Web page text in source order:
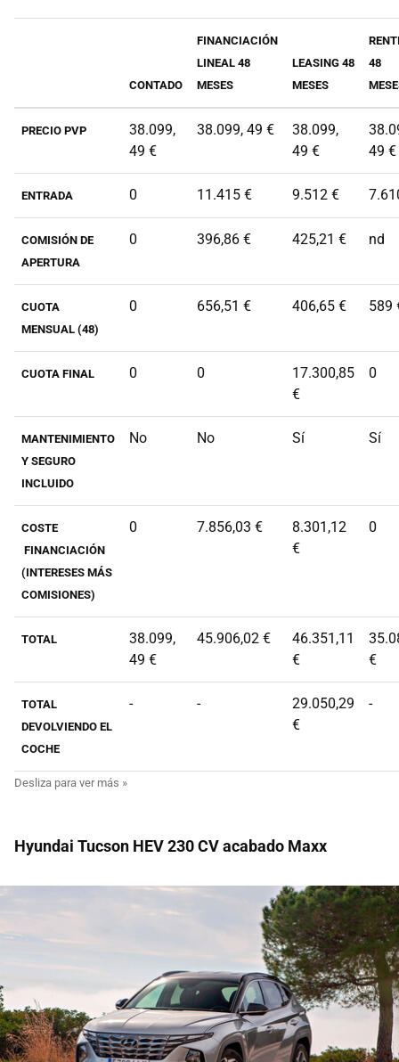
CONTADO
FINANCIACIÓN
LINEAL 48
MESES
LEASING 48
MESES
48
PRECIO PVP
38.099,
49 €
38.099, 49 €
38.099,
49 €
49 €
ENTRADA 0 11.415 € 9.512 €
COMISIÓN DE
APERTURA
0 396,86 € 425,21 € nd
CUOTA
MENSUAL (48)
0 656,51 € 406,65 € 589
CUOTA FINAL 0 0
17.300,85
€
0
MANTENIMIENTO
Y SEGURO
INCLUIDO
No No Sí Sí
COSTE
FINANCIACIÓN
(INTERESES MÁS
COMISIONES)
0 7.856,03 €
8.301,12
€
0
TOTAL
38.099,
49 €
45.906,02 €
46.351,11
€
€
TOTAL
DEVOLVIENDO EL
COCHE
- -
29.050,29
€
-
Hyundai Tucson HEV 230 CV acabado Maxx